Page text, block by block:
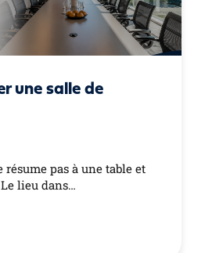
une salle de
pas à une table et
lieu dans…